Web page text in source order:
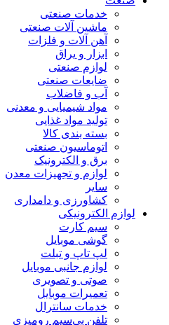
خدمات صنعتی
ماشین آلات صنعتی
آهن آلات و فلزات
ابزار و یراق
لوازم صنعتی
ضایعات صنعتی
آب و فاضلاب
مواد شیمیایی و معدنی
تولید مواد غذایی
بسته بندی کالا
اتوماسیون صنعتی
برق و الکترونیک
لوازم و تجهیزات معدن
سایر
کشاورزی و دامداری
لوازم الکترونیکی
سیم کارت
گوشی موبایل
لپ تاپ و تبلت
لوازم جانبی موبایل
صوتی و تصویری
تعمیرات موبایل
خدمات سانترال
تلفن بی‌سیم رومیزی